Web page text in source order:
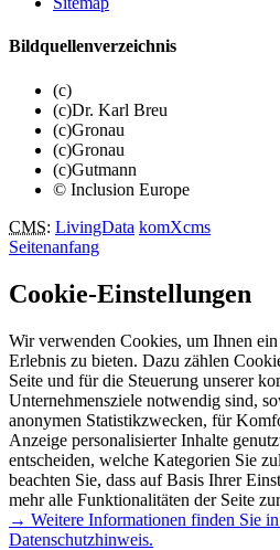
Bildquellenverzeichnis
(c)
(c)Dr. Karl Breu
(c)Gronau
(c)Gronau
(c)Gutmann
© Inclusion Europe
CMS: LivingData komXcms
Seitenanfang
Cookie-Einstellungen
Wir verwenden Cookies, um Ihnen
Erlebnis zu bieten. Dazu zählen
Seite und für die Steuerung unserer
Unternehmensziele notwendig sind,
anonymen Statistikzwecken, für
Anzeige personalisierter Inhalte
entscheiden, welche Kategorien Sie
beachten Sie, dass auf Basis Ihrer
mehr alle Funktionalitäten der Seite
→ Weitere Informationen finden Sie in
Datenschutzhinweis.